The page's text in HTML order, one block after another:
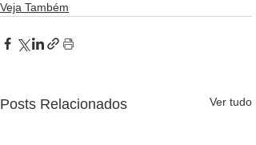
Veja Também
Posts Relacionados Ver tudo